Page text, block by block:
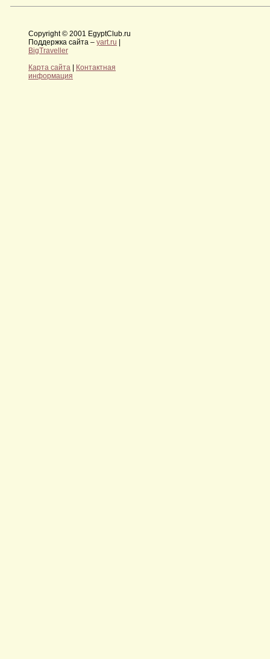
Copyright © 2001 EgyptClub.ru
Поддержка сайта – yart.ru |
BigTraveller
Карта сайта | Контактная
информация